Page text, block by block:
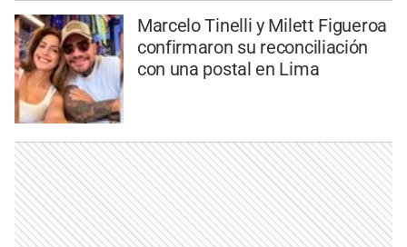
Marcelo Tinelli y Milett Figueroa
confirmaron su reconciliación
con una postal en Lima